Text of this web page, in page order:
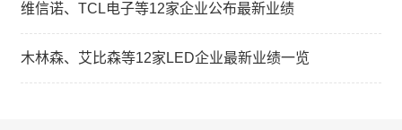
维信诺、TCL电子等12家企业公布最新业绩
木林森、艾比森等12家LED企业最新业绩一览